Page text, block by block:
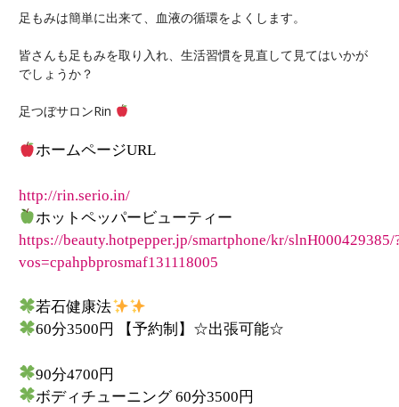
足もみは簡単に出来て、血液の循環をよくします。
皆さんも足もみを取り入れ、生活習慣を見直して見てはいかが
でしょうか？
足つぼサロンRin
ホームページURL
http://rin.serio.in/
ホットペッパービューティー
https://beauty.hotpepper.jp/smartphone/kr/slnH000429385/
vos=cpahpbprosmaf131118005
若石健康法
60分3500 円 【予約制】☆出張可能☆
90分4700円
ボディチューニング 60分3500円